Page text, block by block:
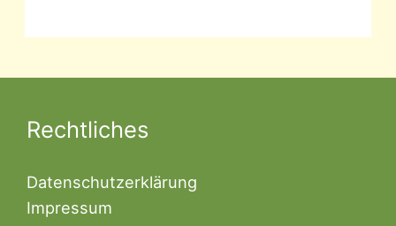
Rechtliches
Datenschutzerklärung
Impressum